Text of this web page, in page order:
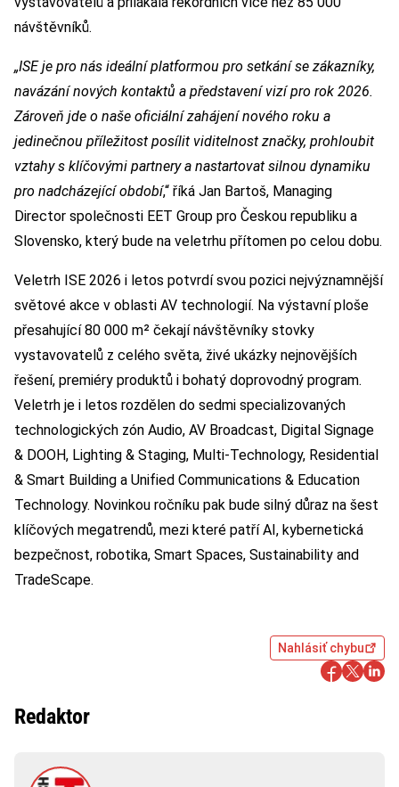
návštěvníků.
„ISE je pro nás ideální platformou pro setkání se zákazníky,
navázání nových kontaktů a představení vizí pro rok 2026.
Zároveň jde o naše oficiální zahájení nového roku a
jedinečnou příležitost posílit viditelnost značky, prohloubit
vztahy s klíčovými partnery a nastartovat silnou dynamiku
pro nadcházející období,“ říká Jan Bartoš, Managing
Director společnosti EET Group pro Českou republiku a
Slovensko, který bude na veletrhu přítomen po celou dobu.
Veletrh ISE 2026 i letos potvrdí svou pozici nejvýznamnější
světové akce v oblasti AV technologií. Na výstavní ploše
přesahující 80 000 m² čekají návštěvníky stovky
vystavovatelů z celého světa, živé ukázky nejnovějších
řešení, premiéry produktů i bohatý doprovodný program.
Veletrh je i letos rozdělen do sedmi specializovaných
technologických zón Audio, AV Broadcast, Digital Signage
& DOOH, Lighting & Staging, Multi-Technology, Residential
& Smart Building a Unified Communications & Education
Technology. Novinkou ročníku pak bude silný důraz na šest
klíčových megatrendů, mezi které patří AI, kybernetická
bezpečnost, robotika, Smart Spaces, Sustainability and
TradeScape.
Nahlásiť chybu
Redaktor